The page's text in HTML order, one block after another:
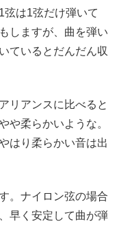
弦は1弦だけ弾いて
しますが、曲を弾い
ているとだんだん収
リアンスに比べると
や柔らかいような。
はり柔らかい音は出
。ナイロン弦の場合
早く安定して曲が弾